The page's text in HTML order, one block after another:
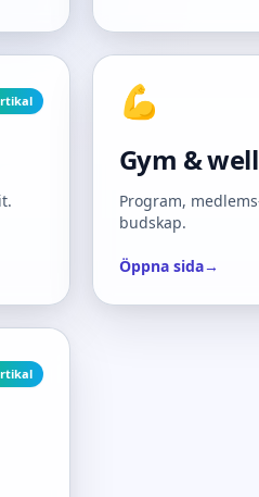
💪
Gym &
Program,
budskap.
Öppna sida→